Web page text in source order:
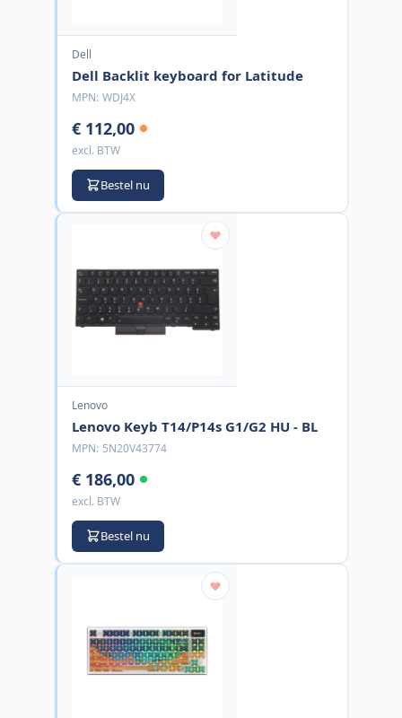
Dell
Dell Backlit keyboard for Latitude
MPN: WDJ4X
€ 112,00
excl. BTW
Bestel nu
Lenovo
Lenovo Keyb T14/P14s G1/G2 HU - BL
MPN: 5N20V43774
€ 186,00
excl. BTW
Bestel nu